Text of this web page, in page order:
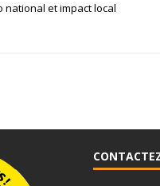
national et impact local